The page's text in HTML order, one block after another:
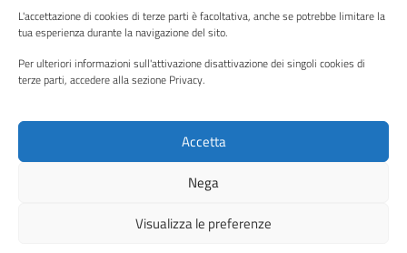
L'accettazione di cookies di terze parti è facoltativa, anche se potrebbe limitare la
tua esperienza durante la navigazione del sito.
Per ulteriori informazioni sull'attivazione disattivazione dei singoli cookies di
terze parti, accedere alla sezione Privacy.
Accetta
Nega
Visualizza le preferenze
Piano di miglioramento del sito
Instagram